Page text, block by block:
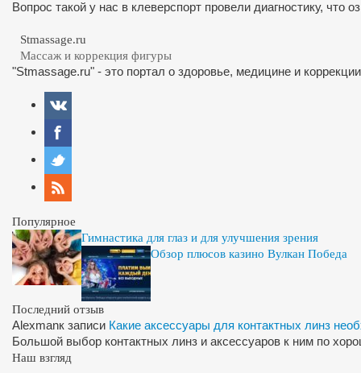
Вопрос такой у нас в клеверспорт провели диагностику, что
Stmassage.ru
Массаж и коррекция фигуры
"Stmassage.ru" - это портал о здоровье, медицине и
Популярное
Гимнастика для глаз и для улучшения зрения
Обзор плюсов казино Вулкан Победа
Последний отзыв
Alexmanк записи Какие аксессуары для контактных линз
Большой выбор контактных линз и аксессуаров к ним по
Наш взгляд